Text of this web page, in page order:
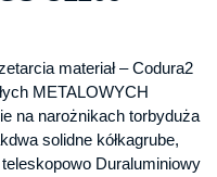
materiał – Codura2
METALOWYCH
na narożnikach torbyduża
solidne kółkagrube,
Duraluminiowy